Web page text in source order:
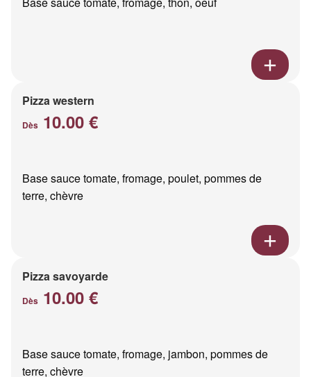
Pizza western
Dès 10.00 €
Base sauce tomate, fromage, poulet, pommes de
terre, chèvre
Pizza savoyarde
Dès 10.00 €
Base sauce tomate, fromage, jambon, pommes de
terre, chèvre